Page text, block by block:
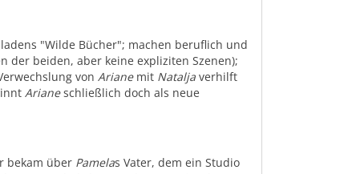
"Wilde Bücher"; machen beruflich und
der beiden, aber keine expliziten Szenen);
von Arianemit Nataljaverhilft
Arianeschließlich doch als neue
bekam über Pamelas Vater, dem ein Studio